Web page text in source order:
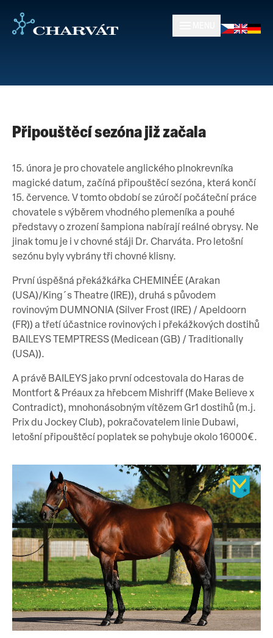
Připouštěcí sezóna již začala
15. února je pro chovatele anglického plnokrevníka
magické datum, začíná připouštěcí sezóna, která končí
15. července. V tomto období se zúročí počáteční práce
chovatele s výběrem vhodného plemeníka a pouhé
představy o zrození šampiona nabírají reálné obrysy. Ne
jinak tomu je i v chovné stáji Dr. Charváta. Pro letošní
sezónu byly vybrány tři chovné klisny.
První úspěšná překážkářka CHEMINÉE (Arakan
(USA)/King´s Theatre (IRE)), druhá s původem
rovinovým DUMNONIA (Silver Frost (IRE) / Apeldoorn
(FR)) a třetí účastnice rovinových i překážkových dostihů
BAILEYS TEMPTRESS (Medicean (GB) / Traditionally
(USA)).
A právě BAILEYS jako první odcestovala do Haras de
Montfort & Préaux za hřebcem Mishriff (Make Believe x
Contradict), mnohonásobným vítězem Gr1 dostihů (m.j.
Prix du Jockey Club), pokračovatelem linie Dubawi,
letošní připouštěcí poplatek se pohybuje okolo 16000€.